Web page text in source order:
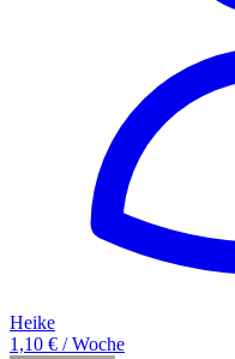
Heike
1,10 € / Woche